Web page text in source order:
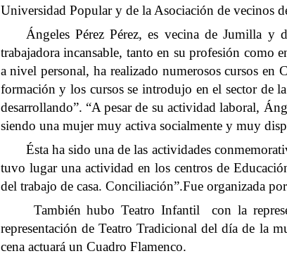
Universidad Populary de la Asociación de vecinos
Ángeles Pérez Pérez, es vecina de Jumilla
trabajadora incansable, tanto en su profesión como
a nivel personal, ha realizado numerosos cursos
formación y los cursos se introdujo en el sector de
desarrollando”. “A pesar de su actividad laboral,
siendo una mujer muy activa socialmente y muy
Ésta ha sido una de las actividades
tuvo lugar una actividad en los centros de
del trabajo de casa. Conciliación”.Fue organizada por
También hubo Teatro Infantil
con la
representación de Teatro Tradicional del día de la
cena actuará un Cuadro Flamenco.